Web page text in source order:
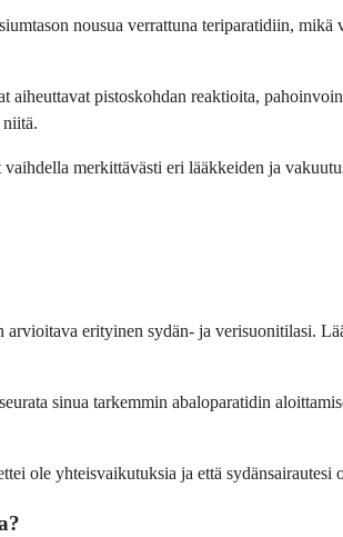
nousua verrattuna teriparatidiin,
pistoskohdan reaktioita,
merkittävästi eri lääkkeiden ja
erityinen sydän- ja verisuonitilasi.
sinua tarkemmin abaloparatidin
ole yhteisvaikutuksia ja että